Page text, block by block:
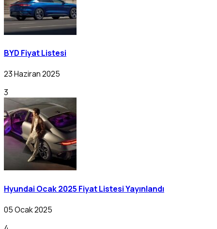
BYD Fiyat Listesi
23 Haziran 2025
3
Hyundai Ocak 2025 Fiyat Listesi Yayınlandı
05 Ocak 2025